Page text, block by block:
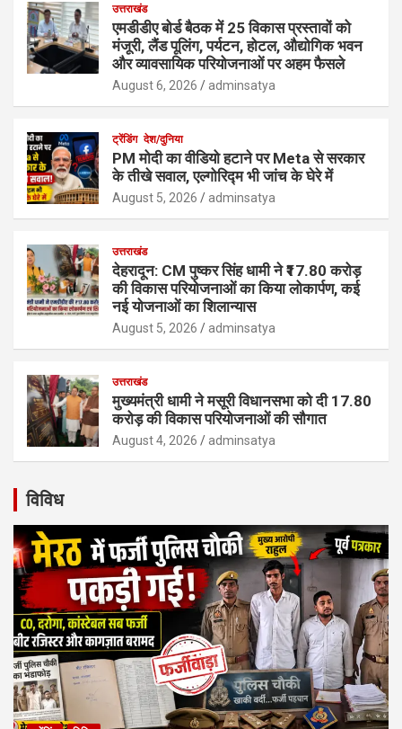
उत्तराखंड
एमडीडीए बोर्ड बैठक में 25 विकास प्रस्तावों को
मंजूरी, लैंड पूलिंग, पर्यटन, होटल, औद्योगिक भवन
और व्यावसायिक परियोजनाओं पर अहम फैसले
August 6, 2026 adminsatya
ट्रेंडिंग देश/दुनिया
PM मोदी का वीडियो हटाने पर Meta से सरकार
के तीखे सवाल, एल्गोरिद्म भी जांच के घेरे में
August 5, 2026 adminsatya
उत्तराखंड
देहरादून: CM पुष्कर सिंह धामी ने ₹17.80 करोड़
की विकास परियोजनाओं का किया लोकार्पण, कई
नई योजनाओं का शिलान्यास
August 5, 2026 adminsatya
उत्तराखंड
मुख्यमंत्री धामी ने मसूरी विधानसभा को दी 17.80
करोड़ की विकास परियोजनाओं की सौगात
August 4, 2026 adminsatya
विविध